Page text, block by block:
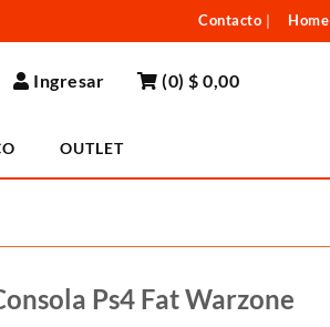
Contacto Home
Ingresar (0)$ 0,00
OUTLET
Ps4 Fat Warzone